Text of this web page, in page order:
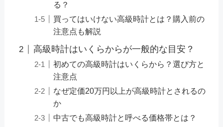
る？
買ってはいけない高級時計とは？購入前の
注意点も解説
高級時計はいくらからが一般的な目安？
初めての高級時計はいくらから？選び方と
注意点
なぜ定価20万円以上が高級時計とされるの
か
中古でも高級時計と呼べる価格帯とは？